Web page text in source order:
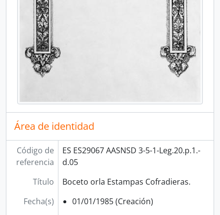
Área de identidad
Código de
referencia
ES ES29067 AASNSD 3-5-1-Leg.20.p.1.-
d.05
Título
Boceto orla Estampas Cofradieras.
Fecha(s)
01/01/1985 (Creación)